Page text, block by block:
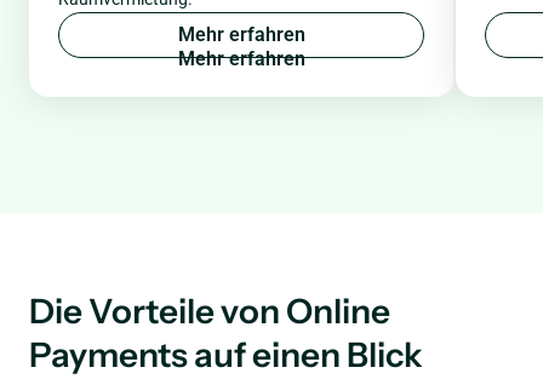
Mehr erfahren
Die Vorteile von Online
Payments auf einen Blick